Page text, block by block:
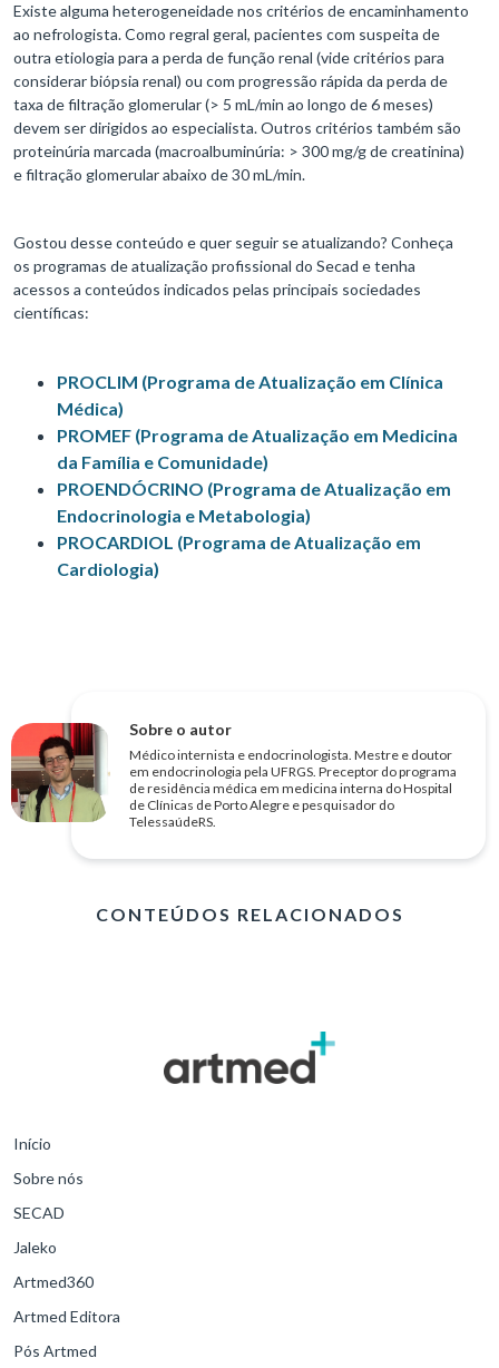
Existe alguma heterogeneidade nos critérios de encaminhamento
ao nefrologista. Como regral geral, pacientes com suspeita de
outra etiologia para a perda de função renal (vide critérios para
considerar biópsia renal) ou com progressão rápida da perda de
taxa de filtração glomerular (> 5 mL/min ao longo de 6 meses)
devem ser dirigidos ao especialista. Outros critérios também são
proteinúria marcada (macroalbuminúria: > 300 mg/g de creatinina)
e filtração glomerular abaixo de 30 mL/min.
Gostou desse conteúdo e quer seguir se atualizando? Conheça
os programas de atualização profissional do Secad e tenha
acessos a conteúdos indicados pelas principais sociedades
científicas:
PROCLIM (Programa de Atualização em Clínica
Médica)
PROMEF (Programa de Atualização em Medicina
da Família e Comunidade)
PROENDÓCRINO (Programa de Atualização em
Endocrinologia e Metabologia)
PROCARDIOL (Programa de Atualização em
Cardiologia)
Sobre o autor
Médico internista e endocrinologista. Mestre e doutor
em endocrinologia pela UFRGS. Preceptor do programa
de residência médica em medicina interna do Hospital
de Clínicas de Porto Alegre e pesquisador do
TelessaúdeRS.
CONTEÚDOS RELACIONADOS
Início
Sobre nós
SECAD
Jaleko
Artmed360
Artmed Editora
Pós Artmed